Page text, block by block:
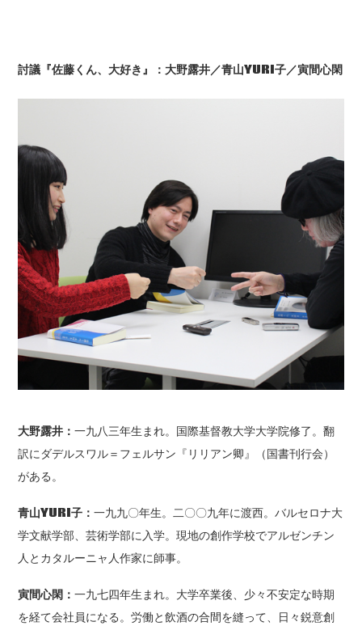
討議 『佐藤くん、大好き』 ：大野露井／青山YURI子／寅間心閑
大野露井：一九八三年生まれ。国際基督教大学大学院修了。翻
訳にダデルスワル＝フェルサン『リリアン卿』（国書刊行会）
がある。
青山YURI子 ：一九九〇年生。二〇〇九年に渡西。バルセロナ大
学文献学部、芸術学部に入学。現地の創作学校でアルゼンチン
人とカタルーニャ人作家に師事。
寅間心閑：一九七四年生まれ。大学卒業後、少々不安定な時期
を経て会社員になる。労働と飲酒の合間を縫って、日々鋭意創